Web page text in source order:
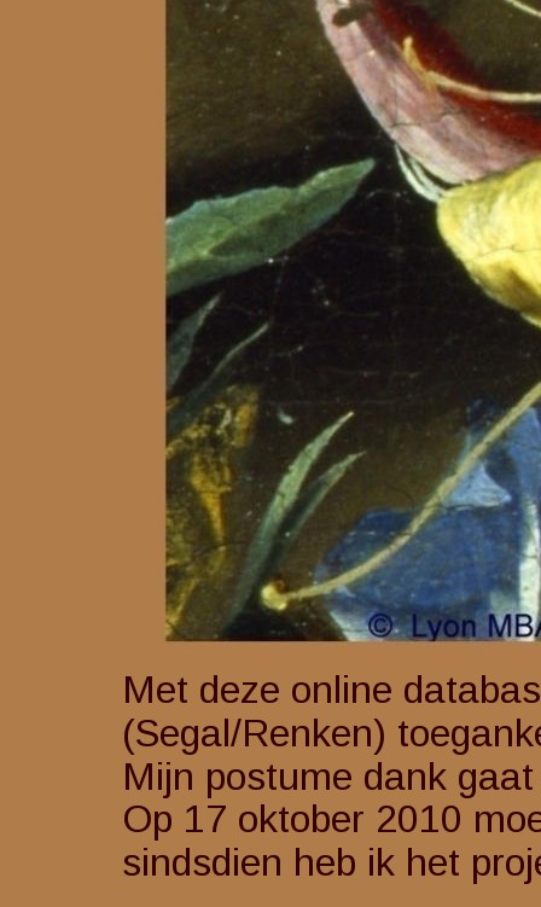
Met deze online
(Segal/Renken)
Mijn postume dank
Op 17 oktober 2010
sindsdien heb ik het